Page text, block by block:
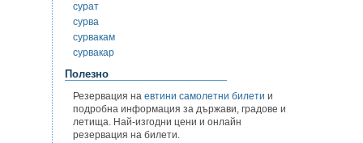
сурат
сурва
сурвакам
сурвакар
Полезно
Резервация на евтини самолетни билети и
подробна информация за държави, градове и
летища. Най-изгодни цени и онлайн
резервация на билети.